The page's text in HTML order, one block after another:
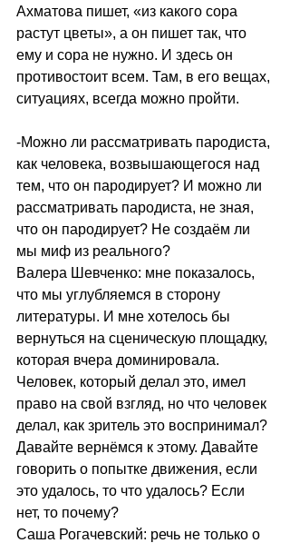
Ахматова пишет, «из какого сора
растут цветы», а он пишет так, что
ему и сора не нужно. И здесь он
противостоит всем. Там, в его вещах,
ситуациях, всегда можно пройти.
-Можно ли рассматривать пародиста,
как человека, возвышающегося над
тем, что он пародирует? И можно ли
рассматривать пародиста, не зная,
что он пародирует? Не создаём ли
мы миф из реального?
Валера Шевченко: мне показалось,
что мы углубляемся в сторону
литературы. И мне хотелось бы
вернуться на сценическую площадку,
которая вчера доминировала.
Человек, который делал это, имел
право на свой взгляд, но что человек
делал, как зритель это воспринимал?
Давайте вернёмся к этому. Давайте
говорить о попытке движения, если
это удалось, то что удалось? Если
нет, то почему?
Саша Рогачевский: речь не только о